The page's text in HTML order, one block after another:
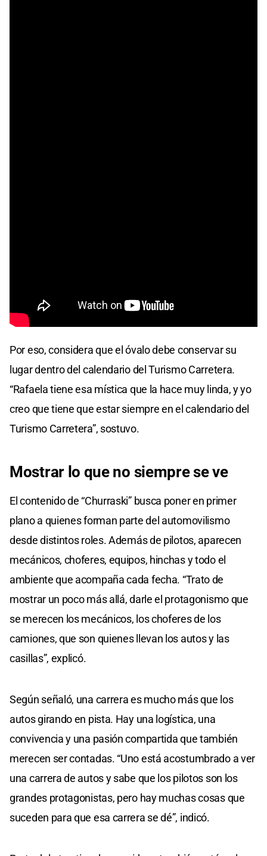
Por eso, considera que el óvalo debe conservar su
lugar dentro del calendario del Turismo Carretera.
“Rafaela tiene esa mística que la hace muy linda, y yo
creo que tiene que estar siempre en el calendario del
Turismo Carretera”, sostuvo.
Mostrar lo que no siempre se ve
El contenido de “Churraski” busca poner en primer
plano a quienes forman parte del automovilismo
desde distintos roles. Además de pilotos, aparecen
mecánicos, choferes, equipos, hinchas y todo el
ambiente que acompaña cada fecha. “Trato de
mostrar un poco más allá, darle el protagonismo que
se merecen los mecánicos, los choferes de los
camiones, que son quienes llevan los autos y las
casillas”, explicó.
Según señaló, una carrera es mucho más que los
autos girando en pista. Hay una logística, una
convivencia y una pasión compartida que también
merecen ser contadas. “Uno está acostumbrado a ver
una carrera de autos y sabe que los pilotos son los
grandes protagonistas, pero hay muchas cosas que
suceden para que esa carrera se dé”, indicó.